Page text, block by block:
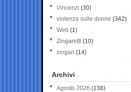
Vincenzi (30)
violenza sulle donne (342)
Web (1)
Zingaretti (10)
zingari (14)
Archivi
Agosto 2026 (138)